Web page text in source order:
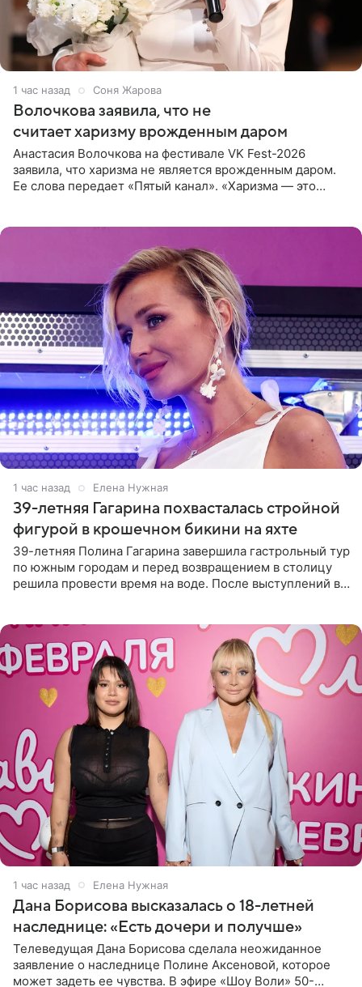
1 час назад Соня Жарова
Волочкова заявила, что не
считает харизму врожденным даром
Анастасия Волочкова на фестивале VK Fest-2026
заявила, что харизма не является врожденным даром.
Ее слова передает «Пятый канал». «Харизма — это
1 час назад Елена Нужная
39-летняя Гагарина похвасталась стройной
фигурой в крошечном бикини на яхте
39-летняя Полина Гагарина завершила гастрольный тур
по южным городам и перед возвращением в столицу
решила провести время на воде. После выступлений в
1 час назад Елена Нужная
Дана Борисова высказалась о 18-летней
наследнице: «Есть дочери и получше»
Телеведущая Дана Борисова сделала неожиданное
заявление о наследнице Полине Аксеновой, которое
может задеть ее чувства. В эфире «Шоу Воли» 50-